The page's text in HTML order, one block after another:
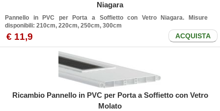
Niagara
Pannello in PVC per Porta a Soffietto con Vetro Niagara. Misure
disponibili: 210cm, 220cm, 250cm, 300cm
€ 11,9 ACQUISTA
Ricambio Pannello in PVC per Porta a Soffietto con Vetro
Molato